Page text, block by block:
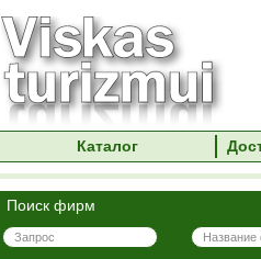
Каталог
Поиск фирм